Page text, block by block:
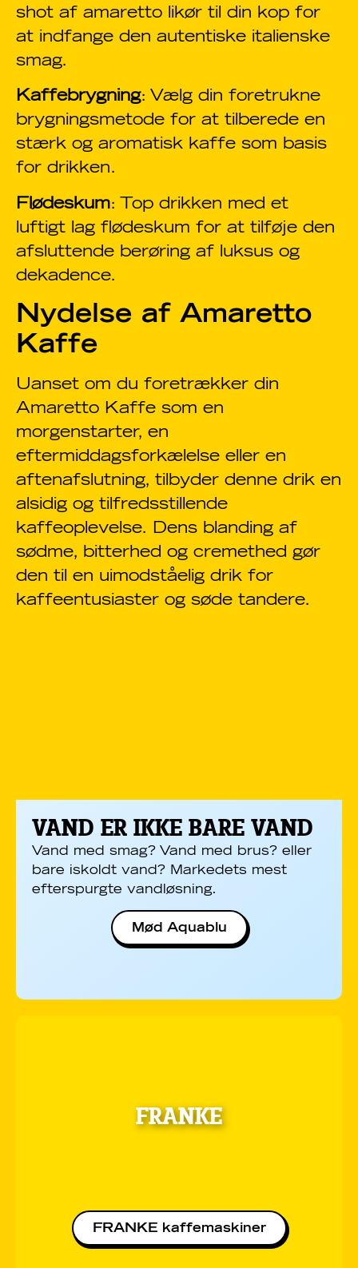
VAND ER IKKE BARE VAND
Vand med smag? Vand med brus? eller
bare iskoldt vand? Markedets mest
efterspurgte vandløsning.
Mød Aquablu
FRANKE
FRANKE kaffemaskiner
shot af amaretto likør til din kop for
at indfange den autentiske italienske
smag.
Kaffebrygning: Vælg din foretrukne
brygningsmetode for at tilberede en
stærk og aromatisk kaffe som basis
for drikken.
Flødeskum: Top drikken med et
luftigt lag flødeskum for at tilføje den
afsluttende berøring af luksus og
dekadence.
Nydelse af Amaretto
Kaffe
Uanset om du foretrækker din
Amaretto Kaffe som en
morgenstarter, en
eftermiddagsforkælelse eller en
aftenafslutning, tilbyder denne drik en
alsidig og tilfredsstillende
kaffeoplevelse. Dens blanding af
sødme, bitterhed og cremethed gør
den til en uimodståelig drik for
kaffeentusiaster og søde tandere.